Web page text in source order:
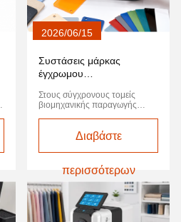
2026/06/15
Συστάσεις μάρκας
έγχρωμου
2026
Στους σύγχρονους τομείς
βιομηχανικής παραγωγής
αυτοκινήτων, τα ηλεκτρονικά
3C και η εκτύπωση
συσκευασιών, η ακριβής
διαχείριση χρώματος δεν είναι
πλέον μόνο ένα
"πλεονέκτημα",αλλά η γραμμή
ζωής που καθορίζει την
κεντρική ανταγωνιστικότητα
ενός προϊόντοςΜ...
Διαβάστε
περισσότερων